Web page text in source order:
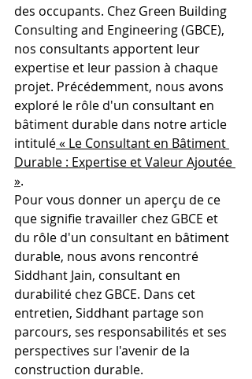
des occupants. Chez Green Building
Consulting and Engineering (GBCE),
nos consultants apportent leur
expertise et leur passion à chaque
projet. Précédemment, nous avons
exploré le rôle d'un consultant en
bâtiment durable dans notre article
intitulé « Le Consultant en Bâtiment
Durable : Expertise et Valeur Ajoutée
».
Pour vous donner un aperçu de ce
que signifie travailler chez GBCE et
du rôle d'un consultant en bâtiment
durable, nous avons rencontré
Siddhant Jain, consultant en
durabilité chez GBCE. Dans cet
entretien, Siddhant partage son
parcours, ses responsabilités et ses
perspectives sur l'avenir de la
construction durable.